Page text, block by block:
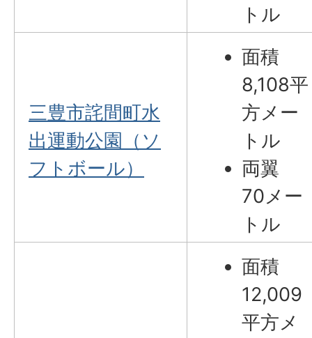
トル
三豊市詫間町水
出運動公園（ソ
フトボール）
面積
8,108平
方メー
トル
両翼
70メー
トル
面積
12,009
平方メ